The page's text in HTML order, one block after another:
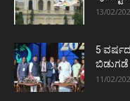
13/02/
5
ಬಿಡುಗಡೆ
11/02/